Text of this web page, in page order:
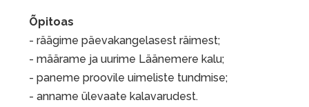
Õpitoas
- räägime päevakangelasest räimest;
- määrame ja uurime Läänemere kalu;
- paneme proovile uimeliste tundmise;
- anname ülevaate kalavarudest.